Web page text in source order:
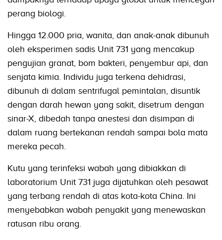
perang biologi.
Hingga 12.000 pria, wanita, dan anak-anak dibunuh
oleh eksperimen sadis Unit 731 yang mencakup
pengujian granat, bom bakteri, penyembur api, dan
senjata kimia. Individu juga terkena dehidrasi,
dibunuh di dalam sentrifugal pemintalan, disuntik
dengan darah hewan yang sakit, disetrum dengan
sinar-X, dibedah tanpa anestesi dan disimpan di
dalam ruang bertekanan rendah sampai bola mata
mereka pecah.
Kutu yang terinfeksi wabah yang dibiakkan di
laboratorium Unit 731 juga dijatuhkan oleh pesawat
yang terbang rendah di atas kota-kota China. Ini
menyebabkan wabah penyakit yang menewaskan
ratusan ribu orang.